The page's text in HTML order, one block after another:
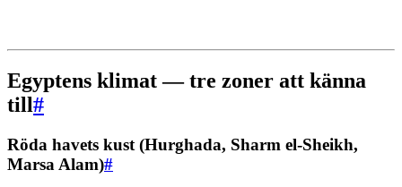
Egyptens klimat — tre zoner att känna
till#
Röda havets kust (Hurghada, Sharm el-Sheikh,
Marsa Alam)#